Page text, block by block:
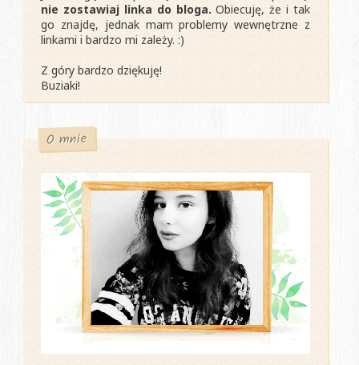
nie zostawiaj linka do bloga. Obiecuję, że i tak
go znajdę, jednak mam problemy wewnętrzne z
linkami i bardzo mi zależy. :)
Z góry bardzo dziękuję!
Buziaki!
O mnie